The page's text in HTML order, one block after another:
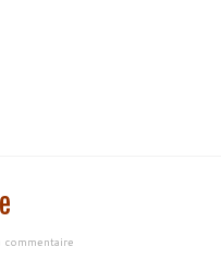
commentaire